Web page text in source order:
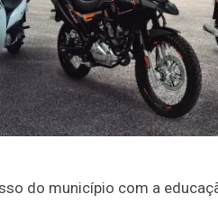
do município com a